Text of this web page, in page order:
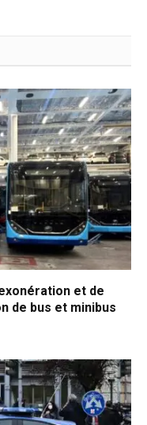
et de
de bus et minibus